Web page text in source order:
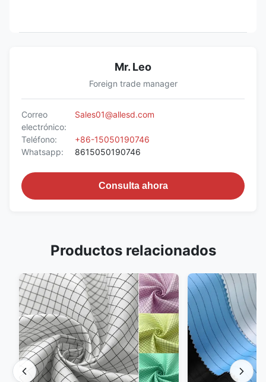
Mr. Leo
Foreign trade manager
Correo
electrónico:
Sales01@allesd.com
Teléfono:
+86-15050190746
Whatsapp:
8615050190746
Consulta ahora
Productos relacionados